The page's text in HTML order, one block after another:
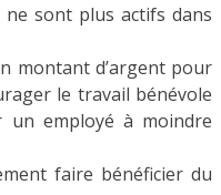
sont plus actifs dans
montant d’argent pour
le travail bénévole
un employé à moindre
faire bénéficier du